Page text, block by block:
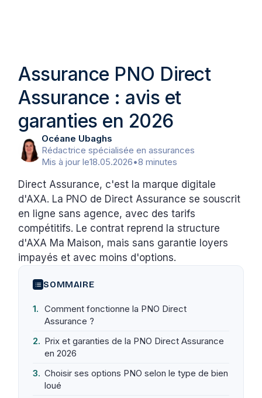
Assurance PNO Direct
Assurance : avis et
garanties en 2026
Océane Ubaghs
Rédactrice spécialisée en assurances
Mis à jour le18.05.2026•8 minutes
Direct Assurance, c'est la marque digitale
d'AXA. La PNO de Direct Assurance se souscrit
en ligne sans agence, avec des tarifs
compétitifs. Le contrat reprend la structure
d'AXA Ma Maison, mais sans garantie loyers
impayés et avec moins d'options.
SOMMAIRE
Comment fonctionne la PNO Direct
Assurance ?
Prix et garanties de la PNO Direct Assurance
en 2026
Choisir ses options PNO selon le type de bien
loué